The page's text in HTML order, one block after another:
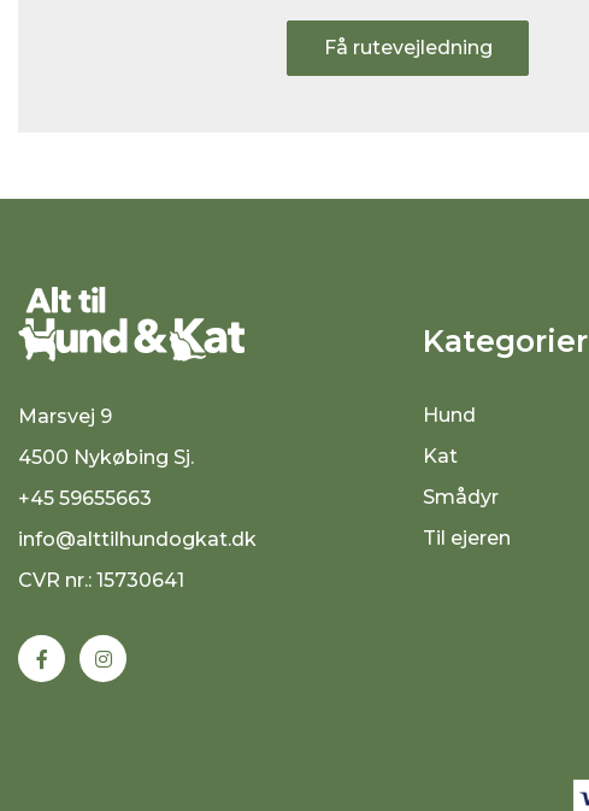
Få rutevejledning
Marsvej 9
4500 Nykøbing Sj.
+45 59655663
info@alttilhundogkat.dk
CVR nr.: 15730641
Kategorier
Hund
Kat
Smådyr
Til ejeren